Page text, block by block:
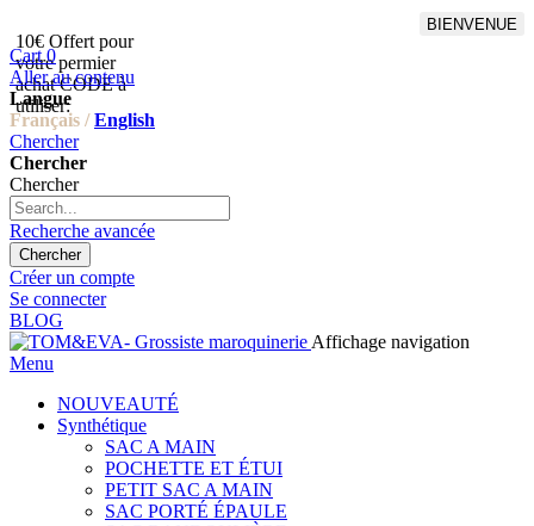
10€ Offert pour
votre permier
achat CODE à
utiliser:
BIENVENUE
Cart 0
Aller au contenu
Langue
Français / English
Chercher
Chercher
Chercher
Recherche avancée
Chercher
Créer un compte
Se connecter
BLOG
Affichage navigation
Menu
NOUVEAUTÉ
Synthétique
SAC A MAIN
POCHETTE ET ÉTUI
PETIT SAC A MAIN
SAC PORTÉ ÉPAULE